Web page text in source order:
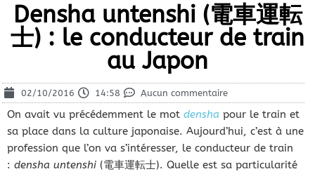
Densha untenshi (電車運転
士) : le conducteur de train
au Japon
02/10/2016 14:58 Aucun commentaire
On avait vu précédemment le mot densha pour le train et
sa place dans la culture japonaise. Aujourd’hui, c’est à une
profession que l’on va s’intéresser, le conducteur de train
: densha untenshi (電車運転士). Quelle est sa particularité